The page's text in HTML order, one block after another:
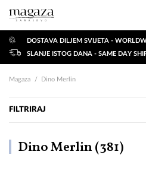
DOSTAVA DILJEM SVIJETA -
SLANJE ISTOG DANA - SAME DAY
Magaza Dino Merlin
FILTRIRAJ
Dino Merlin (381)